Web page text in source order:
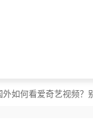
外如何看爱奇艺视频？